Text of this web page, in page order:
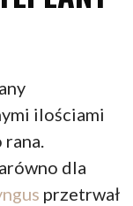
ilościami
rana.
dla
przetrwał